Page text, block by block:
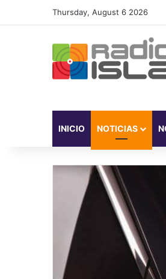
Thursday, August 6 2026
INICIO NOTICIAS